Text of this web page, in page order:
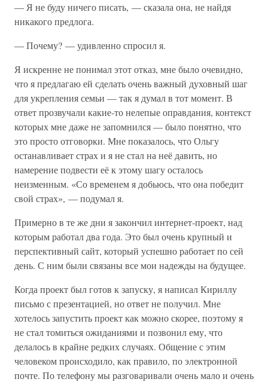
— Я не буду ничего писать, — сказала она, не найдя
никакого предлога.
— Почему? — удивленно спросил я.
Я искренне не понимал этот отказ, мне было очевидно,
что я предлагаю ей сделать очень важный духовный шаг
для укрепления семьи — так я думал в тот момент. В
ответ прозвучали какие-то нелепые оправдания, контекст
которых мне даже не запомнился — было понятно, что
это просто отговорки. Мне показалось, что Ольгу
останавливает страх и я не стал на неё давить, но
намерение подвести её к этому шагу осталось
неизменным. «Со временем я добьюсь, что она победит
свой страх», — подумал я.
Примерно в те же дни я закончил интернет-проект, над
которым работал два года. Это был очень крупный и
перспективный сайт, который успешно работает по сей
день. С ним были связаны все мои надежды на будущее.
Когда проект был готов к запуску, я написал Кириллу
письмо с презентацией, но ответ не получил. Мне
хотелось запустить проект как можно скорее, поэтому я
не стал томиться ожиданиями и позвонил ему, что
делалось в крайне редких случаях. Общение с этим
человеком происходило, как правило, по электронной
почте. По телефону мы разговаривали очень мало и очень